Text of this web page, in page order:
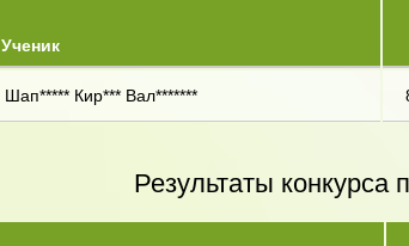
Ученик
Шап***** Кир*** Вал*******
Результаты